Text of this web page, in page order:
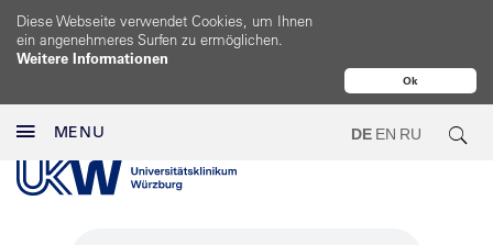
Ok
Diese Webseite verwendet Cookies, um Ihnen
ein angenehmeres Surfen zu ermöglichen.
Weitere Informationen
MENU DE EN RU